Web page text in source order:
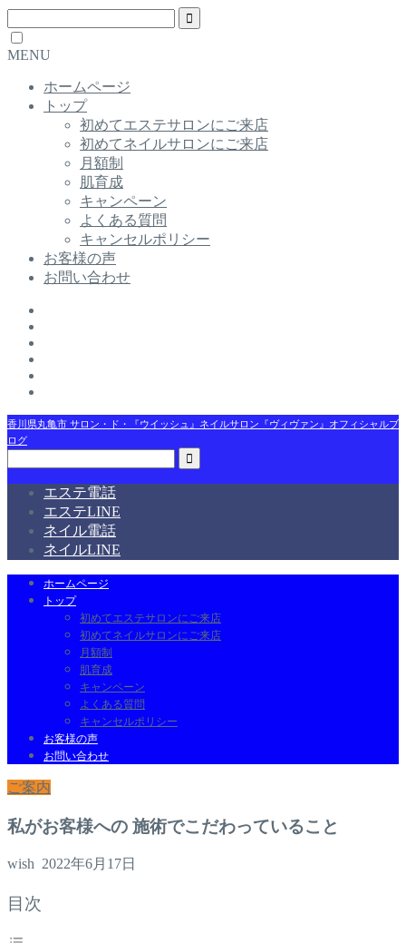
MENU
ホームページ
トップ
初めてエステサロンにご来店
初めてネイルサロンにご来店
月額制
肌育成
キャンペーン
よくある質問
キャンセルポリシー
お客様の声
お問い合わせ
香川県丸亀市 サロン・ド・『ウイッシュ』ネイルサロン『ヴィヴァン』オフィシャルブ
ログ
エステ電話
エステLINE
ネイル電話
ネイルLINE
ホームページ
トップ
初めてエステサロンにご来店
初めてネイルサロンにご来店
月額制
肌育成
キャンペーン
よくある質問
キャンセルポリシー
お客様の声
お問い合わせ
ご案内
私がお客様への 施術でこだわっていること
wish 2022年6月17日
目次